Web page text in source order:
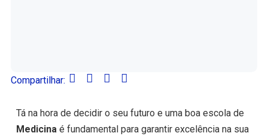
Compartilhar:
Tá na hora de decidir o seu futuro e uma boa escola de
Medicinaé fundamental para garantir excelência na sua